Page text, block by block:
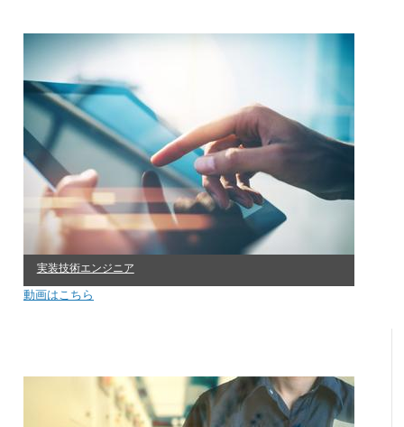
実装技術エンジニア
動画はこちら